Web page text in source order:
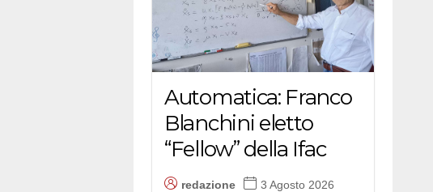
Automatica: Franco
Blanchini eletto
“Fellow” della Ifac
redazione 3 Agosto 2026